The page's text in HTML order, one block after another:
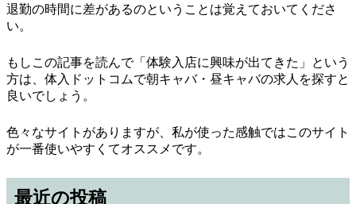
退勤の時間に差があるのということは覚えておいてくださ
い。
もしこの記事を読んで「体験入店に興味が出てきた」という
方は、体入ドットコムで朝キャバ・昼キャバの求人を探すと
良いでしょう。
色々なサイトがありますが、私が使った感触ではこのサイト
が一番使いやすくてオススメです。
最近の投稿